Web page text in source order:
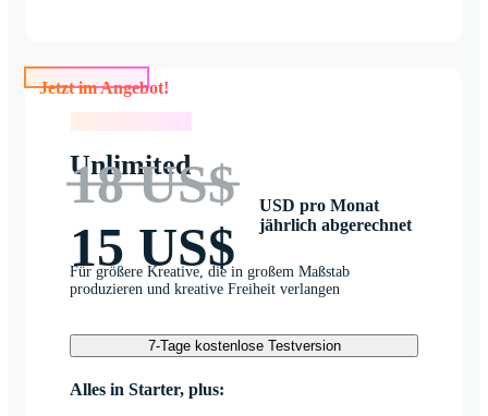
Jetzt im Angebot!
Unlimited
18 US$
15 US$
USD pro Monat
jährlich abgerechnet
Für größere Kreative, die in großem Maßstab
produzieren und kreative Freiheit verlangen
7-Tage kostenlose Testversion
Alles in Starter, plus: